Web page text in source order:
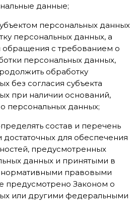
данные;
персональных данных
персональных данных, а
обращения с требованием о
персональных данных,
обработку
без согласия субъекта
при наличии оснований,
персональных данных;
состав и перечень
для обеспечения
предусмотренных
данных и принятыми в
нормативными правовыми
предусмотрено Законом о
или другими федеральными